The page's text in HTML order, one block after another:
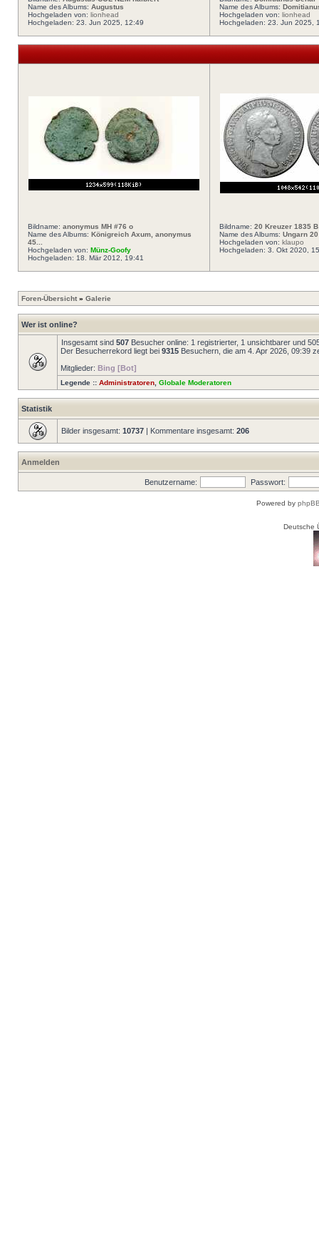
Name des Albums: Augustus
Hochgeladen von: lionhead
Hochgeladen: 23. Jun 2025, 12:49
Name des Albums:
Hochgeladen von: lionhead
Hochgeladen: 23. Jun 2025,
Bildname: anonymus MH #76 o
Name des Albums: Königreich Axum, anonymus
45...
Hochgeladen von: Münz-Goofy
Hochgeladen: 18. Mär 2012, 19:41
Bildname: 20 Kreuzer 1835
Name des Albums: Ungarn
Hochgeladen von: klaupo
Hochgeladen: 3. Okt 2020,
Foren-Übersicht » Galerie
Wer ist online?
Insgesamt sind 507 Besucher online: 1 registrierter, 1 unsichtbarer und
Der Besucherrekord liegt bei 9315 Besuchern, die am 4. Apr 2026, 09:39
Mitglieder: Bing [Bot]
Legende :: Administratoren Globale Moderatoren
Statistik
Bilder insgesamt: 10737 | Kommentare insgesamt: 206
Anmelden
Benutzername: Passwort:
Powered by
Deutsche